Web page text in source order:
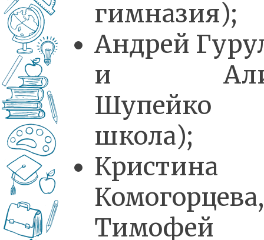
гимназия);
Андрей
и
Шупейко
школа);
Кристина
Комогорцева,
Тимофей